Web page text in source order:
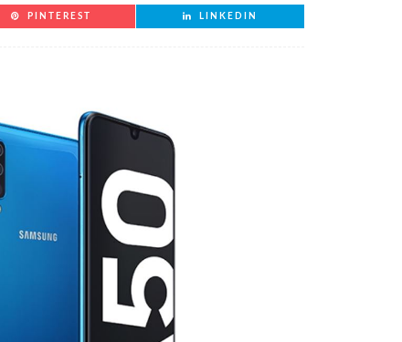
PINTEREST LINKEDIN